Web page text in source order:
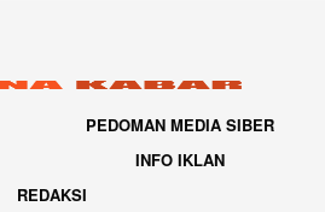
PEDOMAN MEDIA SIBER
INFO IKLAN
REDAKSI